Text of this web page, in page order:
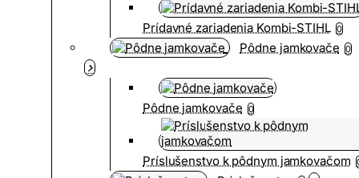
Prídavné zariadenia Kombi-STIHL 0
Pôdne jamkovače 0
Pôdne jamkovače 0
Príslušenstvo k pôdnym jamkovačom